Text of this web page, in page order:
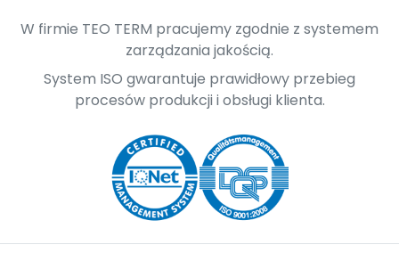
W firmie TEO TERM pracujemy zgodnie z systemem
zarządzania jakością.
System ISO gwarantuje prawidłowy przebieg
procesów produkcji i obsługi klienta.